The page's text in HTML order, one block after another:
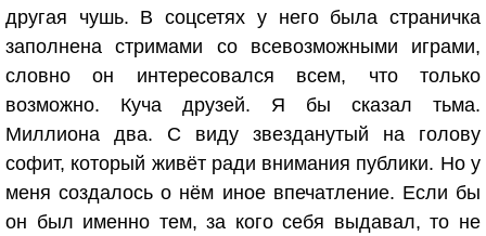
другая чушь. В соцсетях у него была страничка
заполнена стримами со всевозможными играми,
словно он интересовался всем, что только
возможно. Куча друзей. Я бы сказал тьма.
Миллиона два. С виду звезданутый на голову
софит, который живёт ради внимания публики. Но у
меня создалось о нём иное впечатление. Если бы
он был именно тем, за кого себя выдавал, то не